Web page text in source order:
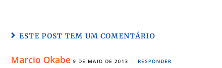
ESTE POST TEM UM COMENTÁRIO
Marcio Okabe 9 DE MAIO DE 2013 RESPONDER